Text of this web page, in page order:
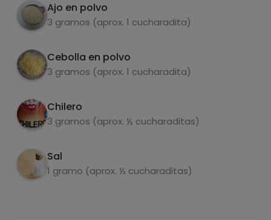
Ajo en polvo
3 gramos (aprox. 1 cucharadita)
Cebolla en polvo
3 gramos (aprox. 1 cucharadita)
Chilero
3 gramos (aprox. ½ cucharaditas)
Sal
1 gramo (aprox. ½ cucharaditas)
Hazte PLUS para ver la información nutricional
Pásate al PLUS